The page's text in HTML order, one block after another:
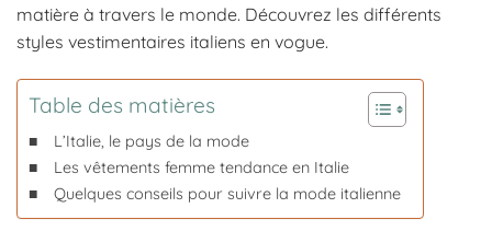
matière à travers le monde. Découvrez les différents
styles vestimentaires italiens en vogue.
Table des matières
L’Italie, le pays de la mode
Les vêtements femme tendance en Italie
Quelques conseils pour suivre la mode italienne